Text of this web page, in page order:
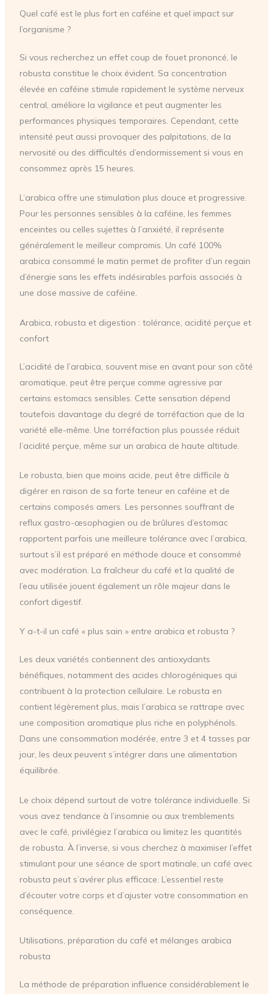
Quel café est le plus fort en caféine et quel impact sur
l’organisme ?
Si vous recherchez un effet coup de fouet prononcé, le
robusta constitue le choix évident. Sa concentration
élevée en caféine stimule rapidement le système nerveux
central, améliore la vigilance et peut augmenter les
performances physiques temporaires. Cependant, cette
intensité peut aussi provoquer des palpitations, de la
nervosité ou des difficultés d’endormissement si vous en
consommez après 15 heures.
L’arabica offre une stimulation plus douce et progressive.
Pour les personnes sensibles à la caféine, les femmes
enceintes ou celles sujettes à l’anxiété, il représente
généralement le meilleur compromis. Un café 100%
arabica consommé le matin permet de profiter d’un regain
d’énergie sans les effets indésirables parfois associés à
une dose massive de caféine.
Arabica, robusta et digestion : tolérance, acidité perçue et
confort
L’acidité de l’arabica, souvent mise en avant pour son côté
aromatique, peut être perçue comme agressive par
certains estomacs sensibles. Cette sensation dépend
toutefois davantage du degré de torréfaction que de la
variété elle-même. Une torréfaction plus poussée réduit
l’acidité perçue, même sur un arabica de haute altitude.
Le robusta, bien que moins acide, peut être difficile à
digérer en raison de sa forte teneur en caféine et de
certains composés amers. Les personnes souffrant de
reflux gastro-œsophagien ou de brûlures d’estomac
rapportent parfois une meilleure tolérance avec l’arabica,
surtout s’il est préparé en méthode douce et consommé
avec modération. La fraîcheur du café et la qualité de
l’eau utilisée jouent également un rôle majeur dans le
confort digestif.
Y a-t-il un café « plus sain » entre arabica et robusta ?
Les deux variétés contiennent des antioxydants
bénéfiques, notamment des acides chlorogéniques qui
contribuent à la protection cellulaire. Le robusta en
contient légèrement plus, mais l’arabica se rattrape avec
une composition aromatique plus riche en polyphénols.
Dans une consommation modérée, entre 3 et 4 tasses par
jour, les deux peuvent s’intégrer dans une alimentation
équilibrée.
Le choix dépend surtout de votre tolérance individuelle. Si
vous avez tendance à l’insomnie ou aux tremblements
avec le café, privilégiez l’arabica ou limitez les quantités
de robusta. À l’inverse, si vous cherchez à maximiser l’effet
stimulant pour une séance de sport matinale, un café avec
robusta peut s’avérer plus efficace. L’essentiel reste
d’écouter votre corps et d’ajuster votre consommation en
conséquence.
Utilisations, préparation du café et mélanges arabica
robusta
La méthode de préparation influence considérablement le